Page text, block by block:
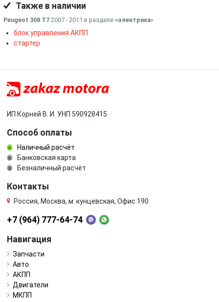
Также в наличии
Peugeot 308 T7 2007 - 2011 в разделе «электрика»
блок управления АКПП
стартер
ИП Корней В. И. УНП 590928415
Способ оплаты
Наличный расчёт
Банковская карта
Безналичный расчёт
Контакты
Россия, Москва, м. кунцевская, Офис 190
+7 (964) 777-64-74
Навигация
Запчасти
Авто
АКПП
Двигатели
МКПП